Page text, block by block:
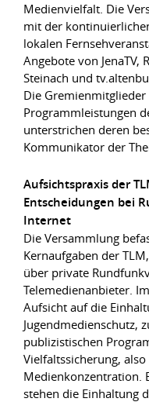
Medienvielfalt. Die
mit der
lokalen
Angebote von JenaTV,
Steinach und
Die
Programmleistungen
unterstrichen deren
Kommunikator der
Aufsichtspraxis der
Entscheidungen bei
Internet
Die Versammlung
Kernaufgaben der
über private
Telemedienanbieter.
Aufsicht auf die
Jugendmedienschutz,
publizistischen
Vielfaltssicherung,
Medienkonzentration.
stehen die Einhaltung